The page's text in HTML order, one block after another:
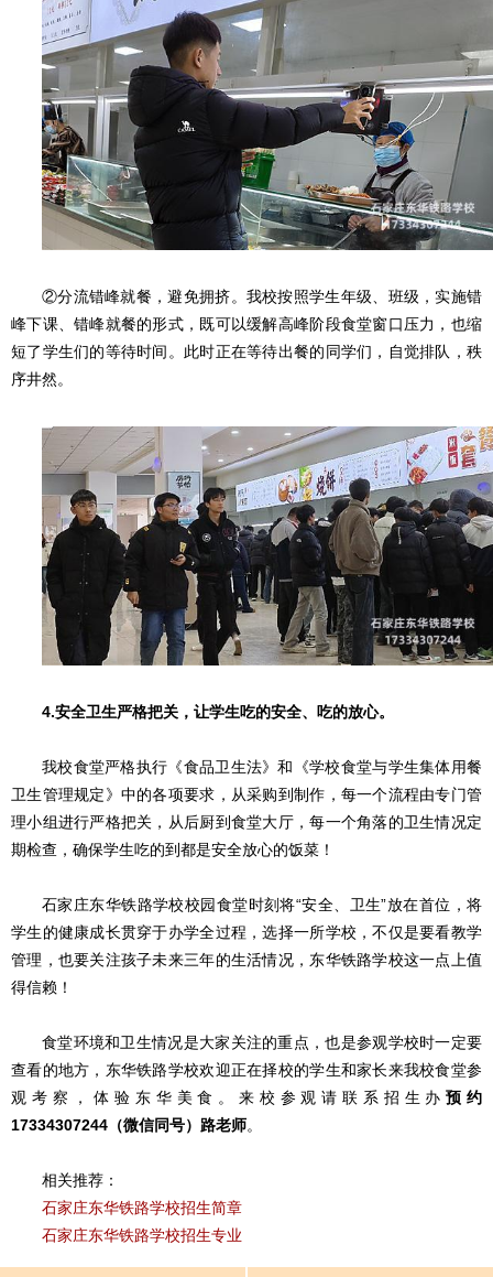
②分流错峰就餐，避免拥挤。我校按照学生年级、班级，实施错
峰下课、错峰就餐的形式，既可以缓解高峰阶段食堂窗口压力，也缩
短了学生们的等待时间。此时正在等待出餐的同学们，自觉排队，秩
序井然。
4.安全卫生严格把关，让学生吃的安全、吃的放心。
我校食堂严格执行《食品卫生法》和《学校食堂与学生集体用餐
卫生管理规定》中的各项要求，从采购到制作，每一个流程由专门管
理小组进行严格把关， 从后厨到食堂大厅，每一个角落的卫生情况定
期检查， 确保学生吃的到都是安全放心的饭菜！
石家庄东华铁路学校校园食堂时刻将“安全、卫生”放在首位，将
学生的健康成长贯穿于办学全过程，选择一所学校，不仅是要看教学
管理，也要关注孩子未来三年的生活情况，东华铁路学校这一点上值
得信赖！
食堂环境和卫生情况是大家关注的重点，也是参观学校时一定要
查看的地方，东华铁路学校欢迎正在择校的学生和家长来我校食堂参
观考察，体验东华美食。 来校参观请联系招生办预约
17334307244（微信同号） 路老师。
相关推荐：
石家庄东华铁路学校招生简章
石家庄东华铁路学校招生专业